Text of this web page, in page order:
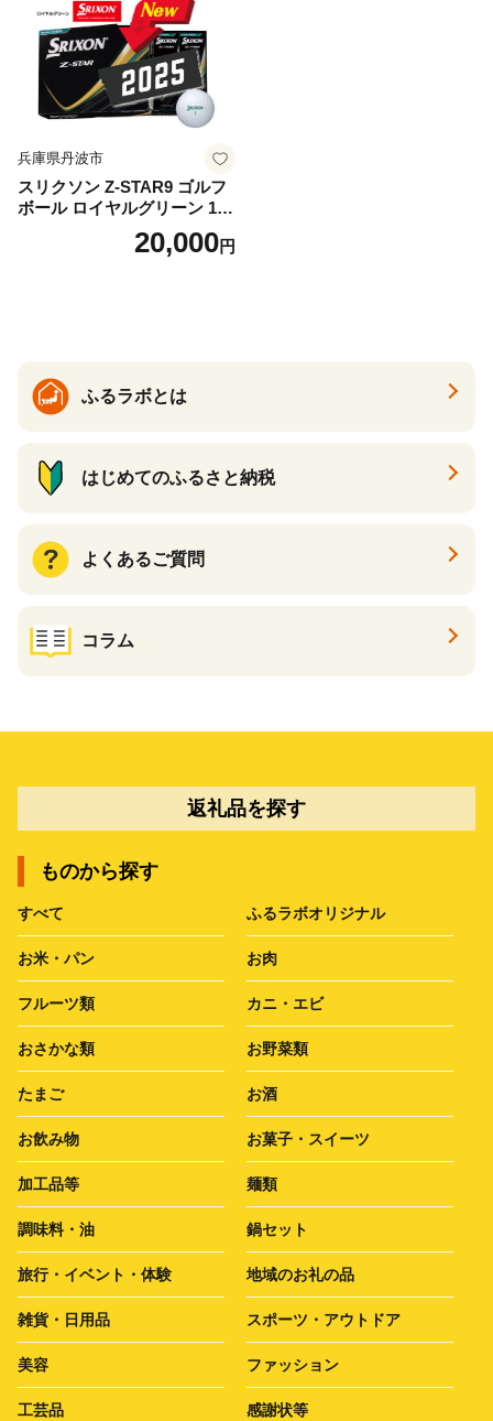
兵庫県丹波市
スリクソン Z-STAR9 ゴルフ
ボール ロイヤルグリーン 1ダ
ース 12球 兵庫県丹波市 ふる
20,000円
ふるラボとは
はじめてのふるさと納税
よくあるご質問
コラム
返礼品を探す
ものから探す
すべて ふるラボオリジナル
お米・パン お肉
フルーツ類 カニ・エビ
おさかな類 お野菜類
たまご お酒
お飲み物 お菓子・スイーツ
加工品等 麺類
調味料・油 鍋セット
旅行・イベント・体験 地域のお礼の品
雑貨・日用品 スポーツ・アウトドア
美容 ファッション
工芸品 感謝状等